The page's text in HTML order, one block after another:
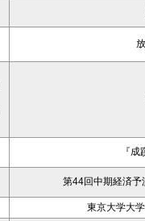
『
第44回中期経済予
東京大学大